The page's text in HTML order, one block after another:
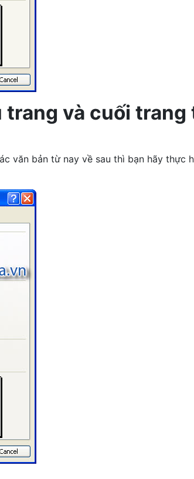
và cuối trang
văn bản từ nay về sau thì bạn hãy thực